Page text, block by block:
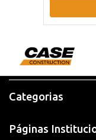
Categorias
Páginas